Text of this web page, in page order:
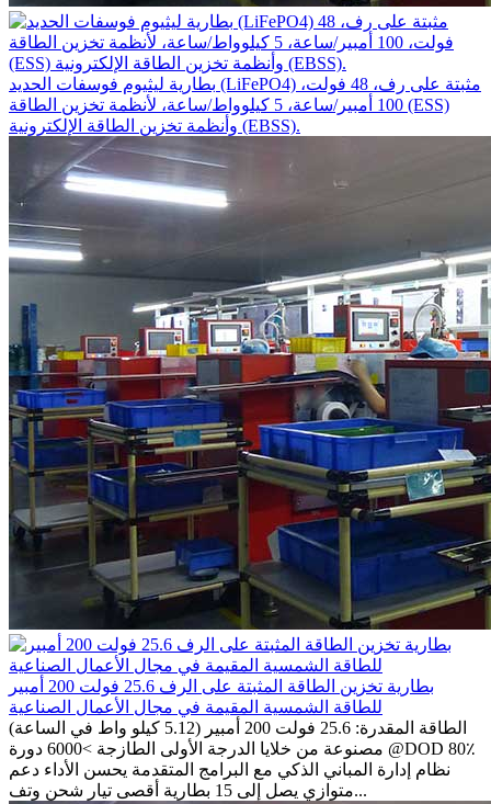
بطارية ليثيوم فوسفات الحديد (LiFePO4) مثبتة على رف، 48 فولت،
100 أمبير/ساعة، 5 كيلوواط/ساعة، لأنظمة تخزين الطاقة (ESS)
وأنظمة تخزين الطاقة الإلكترونية (EBSS).
بطارية تخزين الطاقة المثبتة على الرف 25.6 فولت 200 أمبير
للطاقة الشمسية المقيمة في مجال الأعمال الصناعية
الطاقة المقدرة: 25.6 فولت 200 أمبير (5.12 كيلو واط في الساعة)
مصنوعة من خلايا الدرجة الأولى الطازجة >6000 دورة @DOD 80٪
نظام إدارة المباني الذكي مع البرامج المتقدمة يحسن الأداء دعم
متوازي يصل إلى 15 بطارية أقصى تيار شحن وتف...